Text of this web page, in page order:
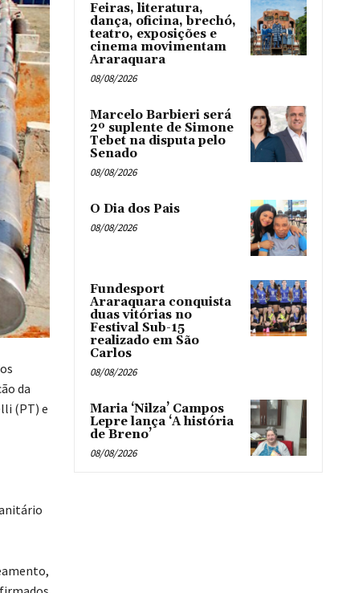
da
(PT) e
Feiras, literatura,
dança, oficina, brechó,
teatro, exposições e
cinema movimentam
Araraquara
08/08/2026
Marcelo Barbieri será
2º suplente de Simone
Tebet na disputa pelo
Senado
08/08/2026
O Dia dos Pais
08/08/2026
Fundesport
Araraquara conquista
duas vitórias no
Festival Sub-15
realizado em São
Carlos
08/08/2026
Maria ‘Nilza’ Campos
Lepre lança ‘A história
de Breno’
08/08/2026